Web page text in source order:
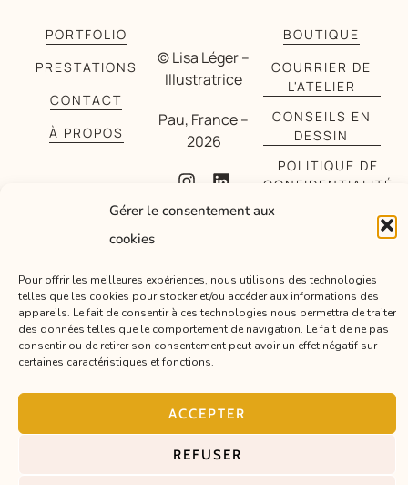
Gérer le consentement aux
cookies
Pour offrir les meilleures expériences, nous utilisons des technologies
telles que les cookies pour stocker et/ou accéder aux informations des
appareils. Le fait de consentir à ces technologies nous permettra de traiter
des données telles que le comportement de navigation. Le fait de ne pas
consentir ou de retirer son consentement peut avoir un effet négatif sur
certaines caractéristiques et fonctions.
ACCEPTER
REFUSER
PORTFOLIO
PRESTATIONS
CONTACT
À PROPOS
© Lisa Léger –
Illustratrice
Pau, France –
2026
BOUTIQUE
COURRIER DE
L'ATELIER
CONSEILS EN
DESSIN
POLITIQUE DE
CONFIDENTIALITÉ